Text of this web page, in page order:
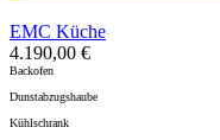
EMC Küche
4.190,00 €
Backofen
Dunstabzugshaube
Kühlschrank